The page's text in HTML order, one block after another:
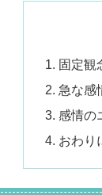
固定観
急な感
感情の
おわり